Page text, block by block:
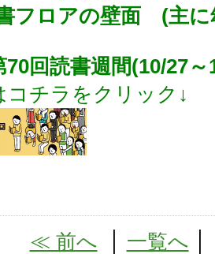
フロアの壁面 (主に
回読書週間(10/27～
コチラをクリック↓
≪ 前へ 一覧へ